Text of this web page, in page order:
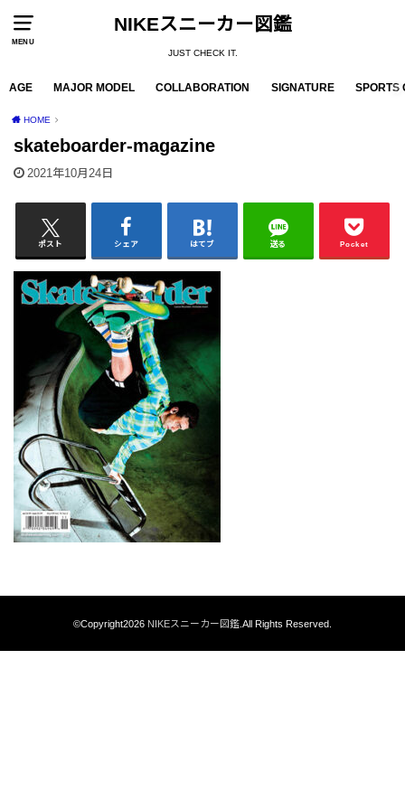
MENU
NIKEスニーカー図鑑
JUST CHECK IT.
AGE MAJOR MODEL COLLABORATION SIGNATURE SPORTS
HOME
skateboarder-magazine
2021年10月24日
ポスト シェア はてブ 送る Pocket
©Copyright2026 NIKEスニーカー図鑑.All Rights Reserved.